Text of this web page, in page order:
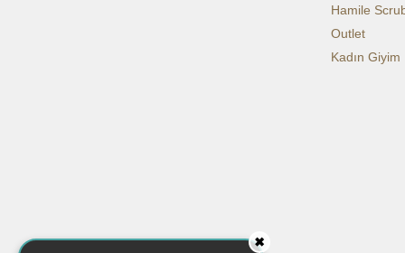
Hamile
Outlet
Kadın Giyim
✖